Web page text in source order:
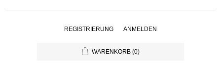
REGISTRIERUNG ANMELDEN
WARENKORB (0)